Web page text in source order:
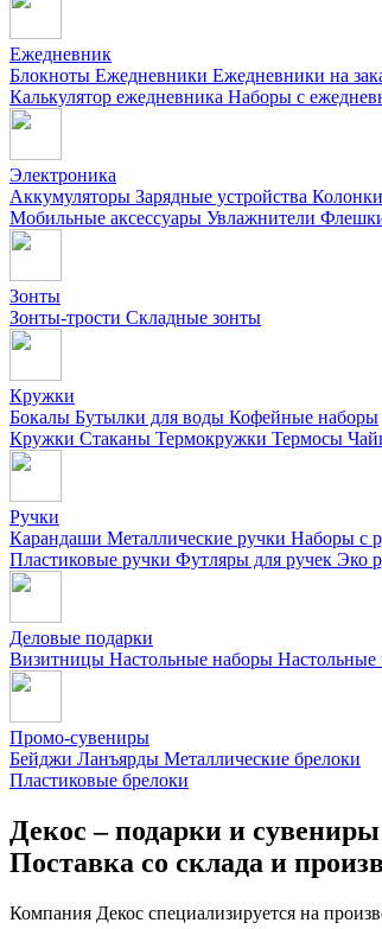
Ежедневник
Блокноты Ежедневники Ежедневники на
Калькулятор ежедневника Наборы с
Электроника
Аккумуляторы Зарядные устройства
Мобильные аксессуары Увлажнители
Зонты
Зонты-трости Складные зонты
Кружки
Бокалы Бутылки для воды Кофейные наборы
Кружки Стаканы Термокружки Термосы
Ручки
Карандаши Металлические ручки Наборы с
Пластиковые ручки Футляры для ручек Эко
Деловые подарки
Визитницы Настольные наборы Настольные
Промо-сувениры
Бейджи Ланъярды Металлические брелоки
Пластиковые брелоки
Декос – подарки и
Поставка со склада и
Компания Декос специализируется на